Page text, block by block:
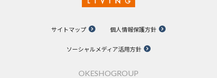
サイトマップ 個人情報保護方針
ソーシャルメディア活用方針
OKESHOGROUP